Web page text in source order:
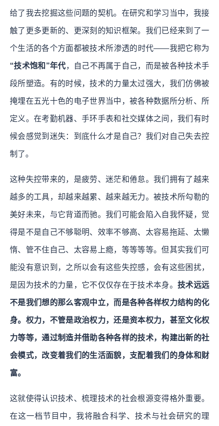
给了我去挖掘这些问题的契机。在研究和学习当中，我接
触了更多更新的、更深刻的知识框架。我们已经来到了一
个生活的各个方面都被技术所渗透的时代——我把它称为
“技术饱和”年代，自己不再属于自己，而是被各种技术手
段所塑造。有的时候，技术的力量太过强大，我们仿佛被
掩埋在五光十色的电子世界当中，被各种数据所分析、所
定义。 在考勤机器、手环手表和社交媒体之间，我们有时
候会感觉到迷失：到底什么才是自己？我们对自己失去控
制了。
这种失控带来的，是疲劳、迷茫和倦怠。我们拥有了越来
越多的工具，却越来越累、越来越无力。被技术所勾勒的
美好未来，与它背道而驰。我们可能会陷入自我怀疑，觉
得是不是自己不够聪明、效率不够高、太容易拖延、太懒
惰、管不住自己、太容易上瘾，等等等等。但其实我们可
能没有意识到，之所以会有这些失控感，会有这些困扰，
是因为技术的力量，它不仅仅存在于技术本身。 技术远远
不是我们想的那么客观中立，而是各种各样权力结构的化
身。权力，不管是政治权力，还是资本权力，甚至文化权
力等等，通过制造并借助各种各样的技术，构建出新的社
会模式，改变着我们的生活面貌，支配着我们的身体和财
富。
这就使得认识技术、梳理技术的社会根源变得格外重要。
在这一档节目中，我将融合科学、技术与社会研究的理